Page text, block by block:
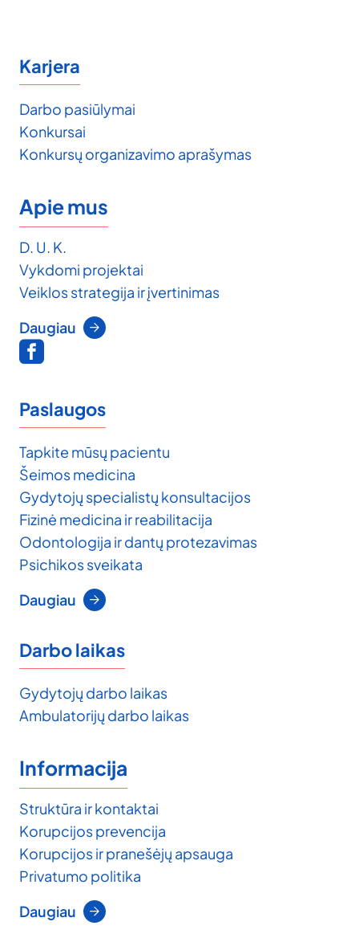
Karjera
Darbo pasiūlymai
Konkursai
Konkursų organizavimo aprašymas
Apie mus
D. U. K.
Vykdomi projektai
Veiklos strategija ir įvertinimas
Daugiau
Paslaugos
Tapkite mūsų pacientu
Šeimos medicina
Gydytojų specialistų konsultacijos
Fizinė medicina ir reabilitacija
Odontologija ir dantų protezavimas
Psichikos sveikata
Daugiau
Darbo laikas
Gydytojų darbo laikas
Ambulatorijų darbo laikas
Informacija
Struktūra ir kontaktai
Korupcijos prevencija
Korupcijos ir pranešėjų apsauga
Privatumo politika
Daugiau